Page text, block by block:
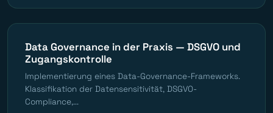
Data Governance in der Praxis — DSGVO und
Zugangskontrolle
Implementierung eines Data-Governance-Frameworks.
Klassifikation der Datensensitivität, DSGVO-
Compliance,...